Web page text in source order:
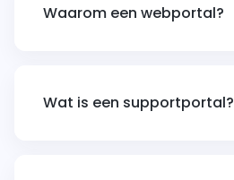
Waarom een webportal?
Wat is een supportportal?